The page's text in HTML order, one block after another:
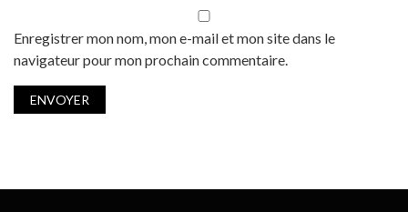
Enregistrer mon nom, mon e-mail et mon site dans le
navigateur pour mon prochain commentaire.